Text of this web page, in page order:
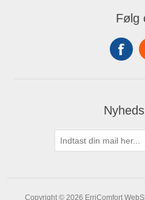
Følg
Copyright © 2026 ErriComfort